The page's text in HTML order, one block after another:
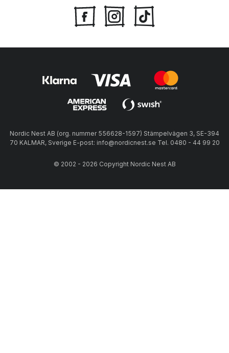
Nordic Nest AB (org. nummer 556628-1597) Stämpelvägen 3, SE-394
70 KALMAR, Sverige E-post: info@nordicnest.se Tel. 0480 - 44 99 20
© 2002 - 2026 Copyright Nordic Nest AB